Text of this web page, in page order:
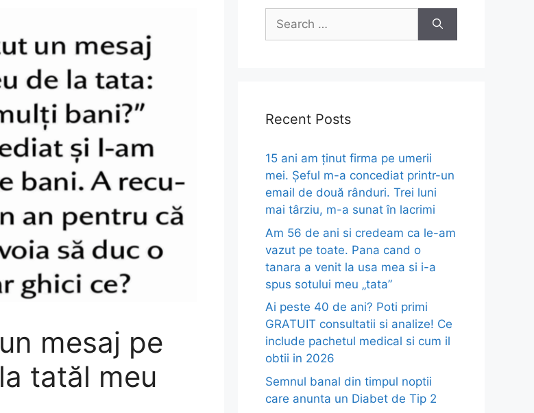
mesaj pe
tatăl meu
Search
for:
Recent Posts
15 ani am ținut firma pe umerii
mei. Șeful m-a concediat printr-un
email de două rânduri. Trei luni
mai târziu, m-a sunat în lacrimi
Am 56 de ani si credeam ca le-am
vazut pe toate. Pana cand o
tanara a venit la usa mea si i-a
spus sotului meu „tata”
Ai peste 40 de ani? Poti primi
GRATUIT consultatii si analize! Ce
include pachetul medical si cum il
obtii in 2026
Semnul banal din timpul noptii
care anunta un Diabet de Tip 2